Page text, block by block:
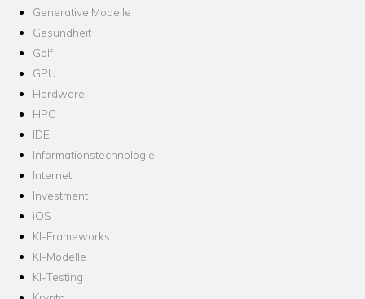
Generative Modelle
Gesundheit
Golf
GPU
Hardware
HPC
IDE
Informationstechnologie
Internet
Investment
iOS
KI-Frameworks
KI-Modelle
KI-Testing